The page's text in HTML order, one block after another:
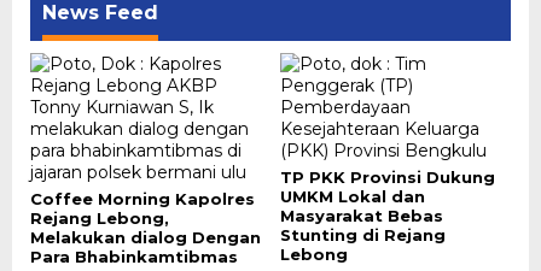
News Feed
Coffee Morning Kapolres
Rejang Lebong,
Melakukan dialog Dengan
Para Bhabinkamtibmas
TP PKK Provinsi Dukung
UMKM Lokal dan
Masyarakat Bebas
Stunting di Rejang
Lebong